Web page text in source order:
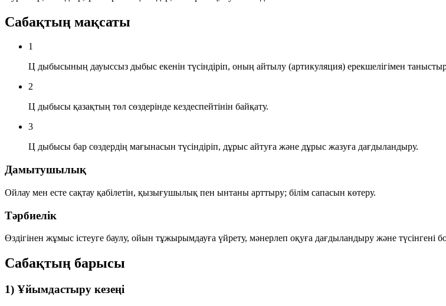
Сабақтың мақсаты
1
Ц дыбысының дауыссыз дыбыс екенін түсіндіріп, оның айтылу (артикуляция) ерекшелігімен
2
Ц дыбысы қазақтың төл сөздерінде кездеспейтінін байқату.
3
Ц дыбысы бар сөздердің мағынасын түсіндіріп, дұрыс айтуға және дұрыс жазуға дағдыландыру.
Дамытушылық
Ойлау мен есте сақтау қабілетін, қызығушылық пен ынтаны арттыру; білім сапасын көтеру.
Тәрбиелік
Өздігінен жұмыс істеуге баулу, ойын тұжырымдауға үйрету, мәнерлеп оқуға дағдыландыру және түсінгені
Сабақтың барысы
1) Ұйымдастыру кезеңі